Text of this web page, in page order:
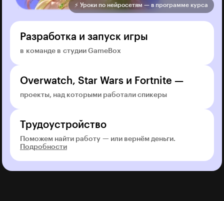
⚡️ Уроки по нейросетям — в программе курса
Разработка и запуск игры
в команде в студии GameBox
Overwatch, Star Wars и Fortnite —
проекты, над которыми работали спикеры
Трудоустройство
Поможем найти работу — или вернём деньги.
Подробности